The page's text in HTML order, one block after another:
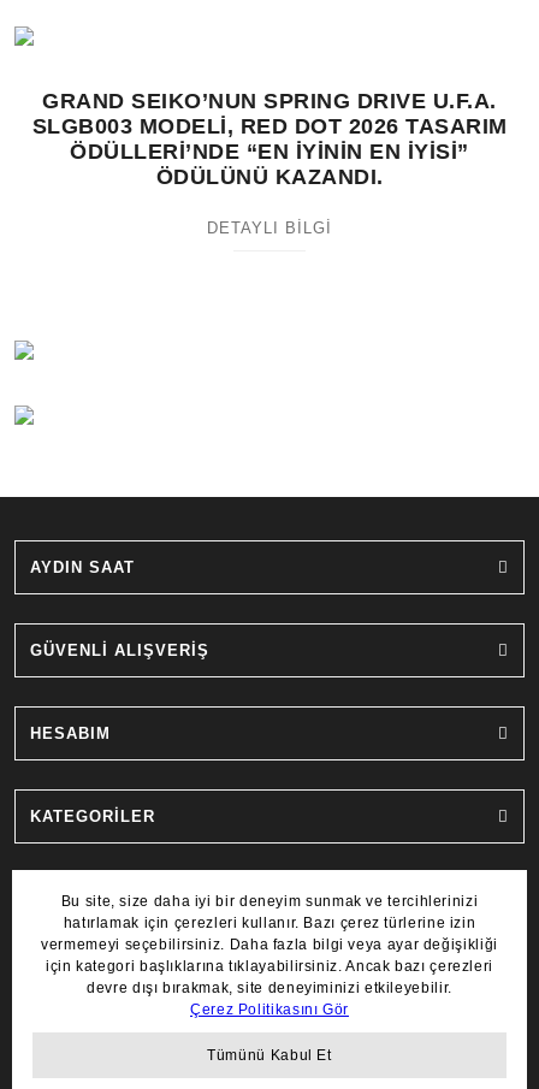
GRAND SEIKO’NUN SPRING DRIVE U.F.A.
SLGB003 MODELİ, RED DOT 2026 TASARIM
ÖDÜLLERİ’NDE “EN İYİNİN EN İYİSİ”
ÖDÜLÜNÜ KAZANDI.
DETAYLI BİLGİ
AYDIN SAAT
GÜVENLİ ALIŞVERİŞ
HESABIM
KATEGORİLER
MARKALAR